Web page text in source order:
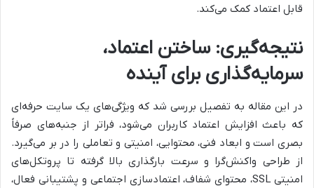
قابل اعتماد کمک می‌کند.
نتیجه‌گیری: ساختن اعتماد،
سرمایه‌گذاری برای آینده
در این مقاله به تفصیل بررسی شد که ویژگی‌های یک سایت حرفه‌ای
که باعث افزایش اعتماد کاربران می‌شود، فراتر از جنبه‌های صرفاً
بصری است و ابعاد فنی، محتوایی، امنیتی و تعاملی را در بر می‌گیرد.
از طراحی واکنش‌گرا و سرعت بارگذاری بالا گرفته تا پروتکل‌های
امنیتی SSL، محتوای شفاف، اعتمادسازی اجتماعی و پشتیبانی فعال،